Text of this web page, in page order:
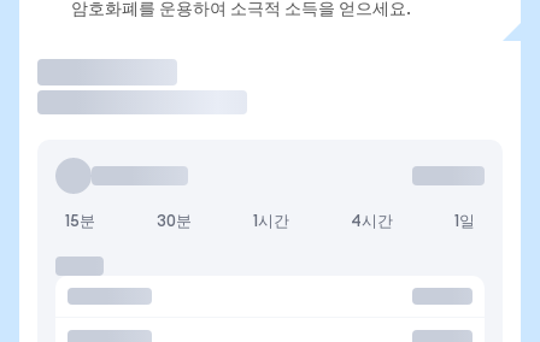
암호화폐를 운용하여 소극적 소득을 얻으세요.
15분 30분 1시간 4시간 1일